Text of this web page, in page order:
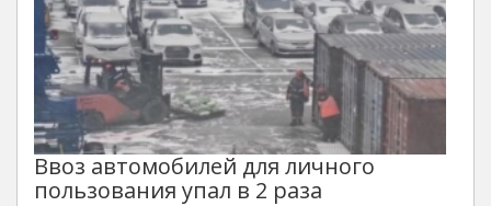
Ввоз автомобилей для личного
пользования упал в 2 раза